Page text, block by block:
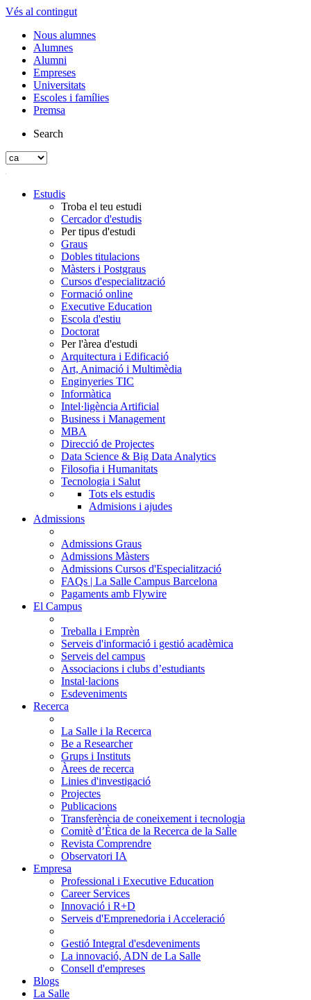
Vés al contingut
Nous alumnes
Alumnes
Alumni
Empreses
Universitats
Escoles i famílies
Premsa
Search
Estudis
Troba el teu estudi
Cercador d'estudis
Per tipus d'estudi
Graus
Dobles titulacions
Màsters i Postgraus
Cursos d'especialització
Formació online
Executive Education
Escola d'estiu
Doctorat
Per l'àrea d'estudi
Arquitectura i Edificació
Art, Animació i Multimèdia
Enginyeries TIC
Informàtica
Intel·ligència Artificial
Business i Management
MBA
Direcció de Projectes
Data Science & Big Data Analytics
Filosofia i Humanitats
Tecnologia i Salut
Tots els estudis
Admisions i ajudes
Admissions
Admissions Graus
Admissions Màsters
Admissions Cursos d'Especialització
FAQs | La Salle Campus Barcelona
Pagaments amb Flywire
El Campus
Treballa i Emprèn
Serveis d'informació i gestió acadèmica
Serveis del campus
Associacions i clubs d’estudiants
Instal·lacions
Esdeveniments
Recerca
La Salle i la Recerca
Be a Researcher
Grups i Instituts
Àrees de recerca
Linies d'investigació
Projectes
Publicacions
Transferència de coneixement i tecnologia
Comitè d’Ètica de la Recerca de la Salle
Revista Comprendre
Observatori IA
Empresa
Professional i Executive Education
Career Services
Innovació i R+D
Serveis d'Emprenedoria i Acceleració
Gestió Integral d'esdeveniments
La innovació, ADN de La Salle
Consell d'empreses
Blogs
La Salle